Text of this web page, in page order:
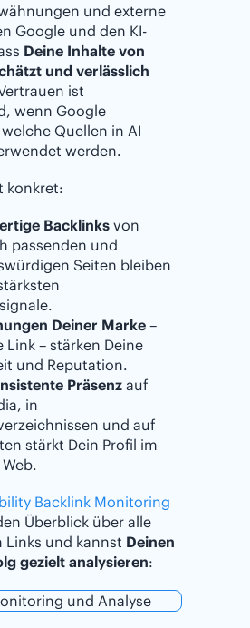
und externe
Google und den KI-
Deine Inhalte von
und verlässlich
ist
wenn Google
Quellen in AI
werden.
konkret:
Backlinksvon
passenden und
Seiten bleiben
Deiner Marke –
Link – stärken Deine
und Reputation.
Präsenzauf
in
und auf
stärkt Dein Profil im
Backlink Monitoring
Überblick über alle
Links und kannst Deinen
gezielt analysieren: